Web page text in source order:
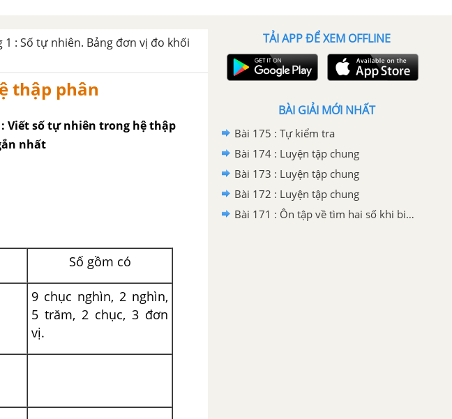
1 : Số tự nhiên. Bảng đơn vị đo khối
thập phân
: Viết số tự nhiên trong hệ thập
nhất
Số gồm có
9 chục nghìn, 2 nghìn,
5 trăm, 2 chục, 3 đơn
vị.
TẢI APP ĐỂ XEM OFFLINE
BÀI GIẢI MỚI NHẤT
Bài 175 : Tự kiểm tra
Bài 174 : Luyện tập chung
Bài 173 : Luyện tập chung
Bài 172 : Luyện tập chung
Bài 171 : Ôn tập về tìm hai số khi biết tổng hoặc hiệu và tỉ số của hai số đó